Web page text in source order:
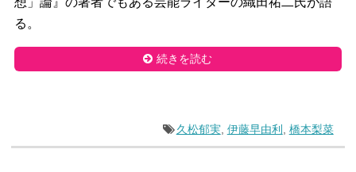
る。
続きを読む
久松郁実, 伊藤早由利 橋本梨菜